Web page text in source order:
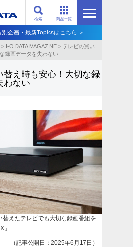
商品一覧
検索
企画・最新Topicsはこちら ＞
> I-O DATA MAGAZINE > テレビの買い
録画データを失わない
替え時も安心！大切な録
わない
替えたテレビでも大切な録画番組を
」
（記事公開日：2025年6月17日）